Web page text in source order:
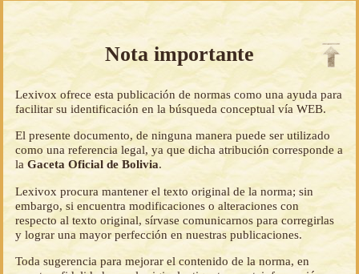
Nota importante
Lexivox ofrece esta publicación de normas como una ayuda para
facilitar su identificación en la búsqueda conceptual vía WEB.
El presente documento, de ninguna manera puede ser utilizado
como una referencia legal, ya que dicha atribución corresponde a
laGaceta Oficial de Bolivia.
Lexivox procura mantener el texto original de la norma; sin
embargo, si encuentra modificaciones o alteraciones con
respecto al texto original, sírvase comunicarnos para corregirlas
y lograr una mayor perfección en nuestras publicaciones.
Toda sugerencia para mejorar el contenido de la norma, en